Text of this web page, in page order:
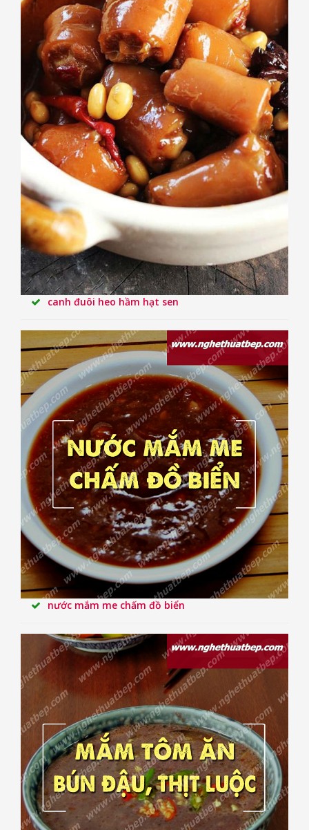
canh đuôi heo hầm hạt sen
nước mắm me chấm đồ biển